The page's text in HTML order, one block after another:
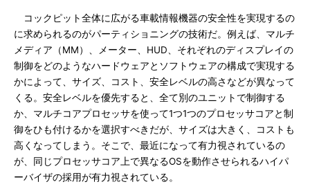
コックピット全体に広がる車載情報機器の安全性を実現するの
に求められるのがパーティショニングの技術だ。例えば、マルチ
メディア（MM）、メーター、HUD、それぞれのディスプレイの
制御をどのようなハードウェアとソフトウェアの構成で実現する
かによって、サイズ、コスト、安全レベルの高さなどが異なって
くる。安全レベルを優先すると、全て別のユニットで制御する
か、マルチコアプロセッサを使って1つ1つのプロセッサコアと制
御をひも付けるかを選択すべきだが、サイズは大きく、コストも
高くなってしまう。そこで、最近になって有力視されているの
が、同じプロセッサコア上で異なるOSを動作させられるハイパ
ーバイザの採用が有力視されている。